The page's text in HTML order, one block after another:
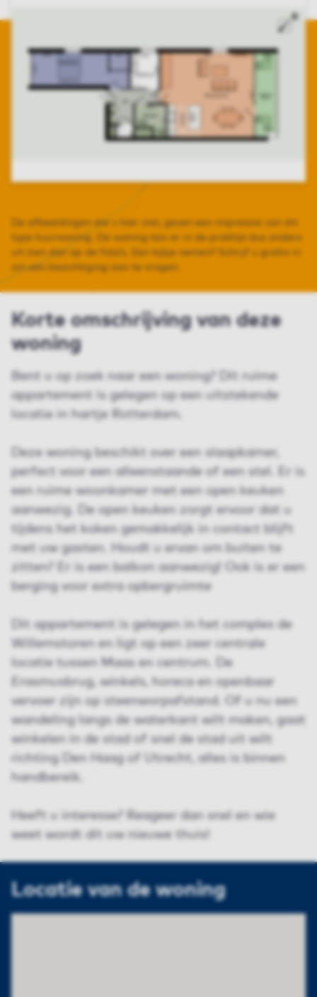
De afbeeldingen die u hier ziet, geven een impressie van dit
type huurwoning. De woning kan er in de praktijk dus anders
uit zien dan op de foto’s. Een kijkje nemen? Schrijf u gratis in
om een bezichtiging aan te vragen.
Korte omschrijving van deze
woning
Bent u op zoek naar een woning? Dit ruime
appartement is gelegen op een uitstekende
locatie in hartje Rotterdam.
Deze woning beschikt over een slaapkamer,
perfect voor een alleenstaande of een stel. Er is
een ruime woonkamer met een open keuken
aanwezig. De open keuken zorgt ervoor dat u
tijdens het koken gemakkelijk in contact blijft
met uw gasten. Houdt u ervan om buiten te
zitten? Er is een balkon aanwezig! Ook is er een
berging voor extra opbergruimte
Dit appartement is gelegen in het complex de
Willemstoren en ligt op een zeer centrale
locatie tussen Maas en centrum. De
Erasmusbrug, winkels, horeca en openbaar
vervoer zijn op steenworpafstand. Of u nu een
wandeling langs de waterkant wilt maken, gaat
winkelen in de stad of snel de stad uit wilt
richting Den Haag of Utrecht, alles is binnen
handbereik.
Heeft u interesse? Reageer dan snel en wie
weet wordt dit uw nieuwe thuis!
Locatie van de woning